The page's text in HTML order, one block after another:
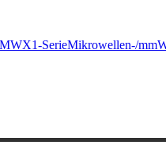
SerieMikrowellen-/